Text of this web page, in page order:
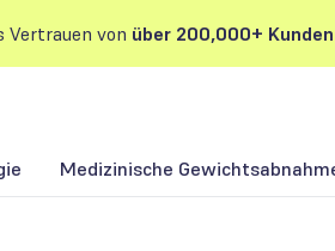
Vertrauen von über 200,000+ Kunden
Medizinische